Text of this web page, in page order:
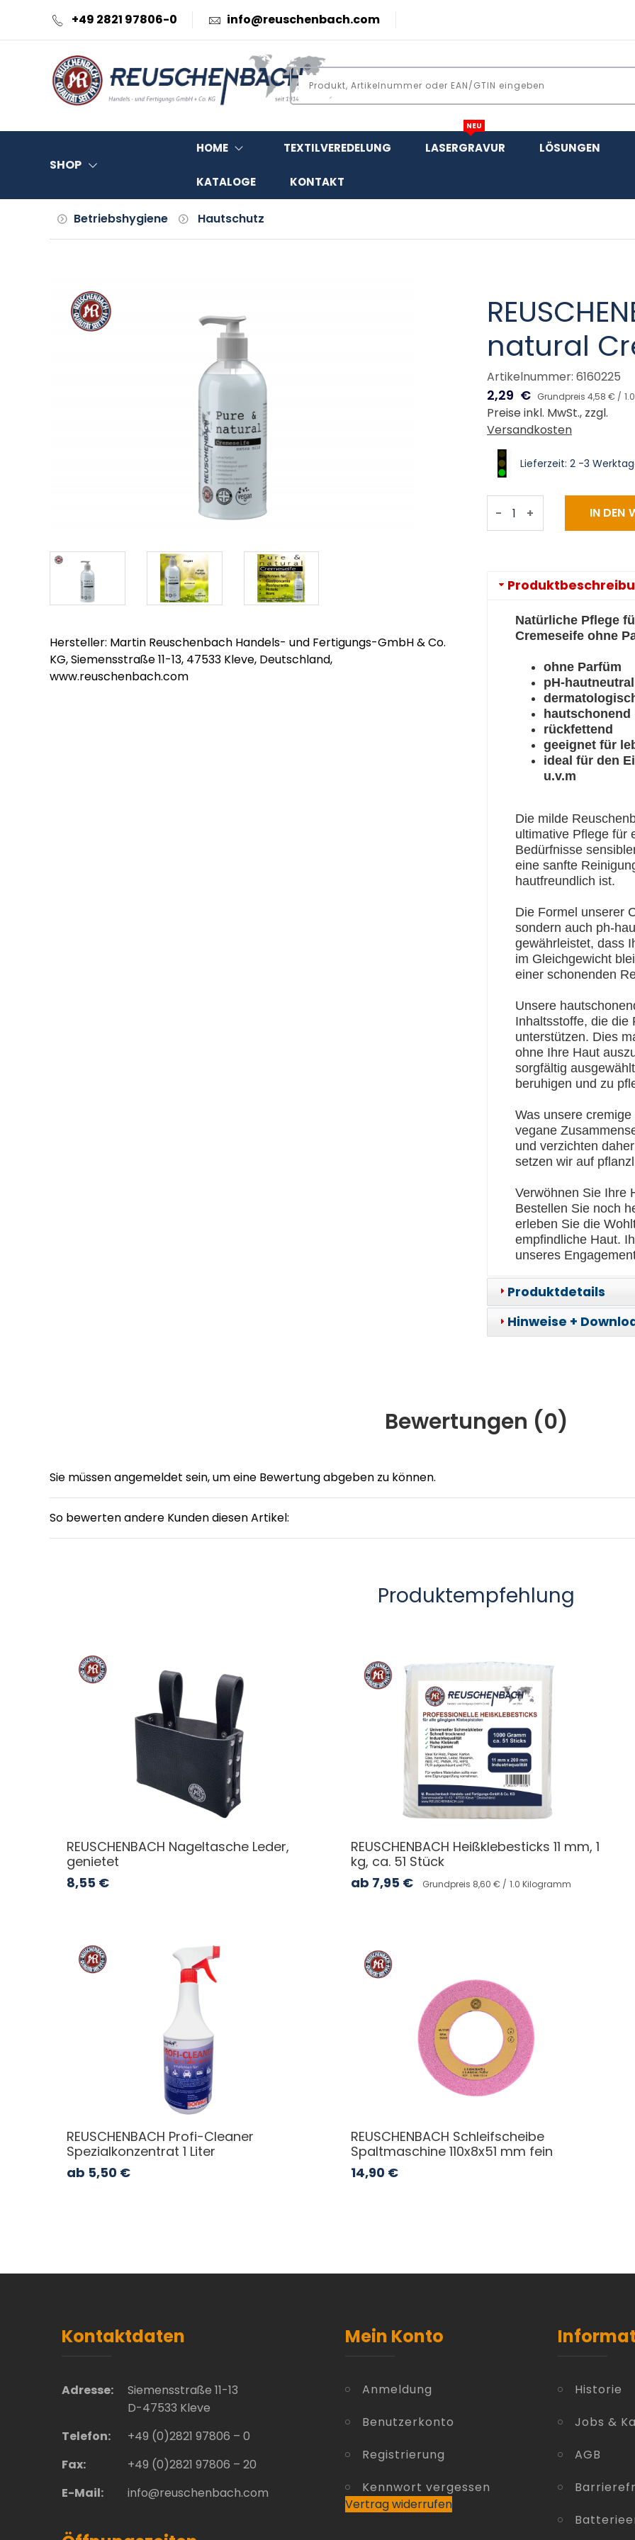
+49 2821 97806-0 info@reuschenbach.com
SHOP
HOME TEXTILVEREDELUNG LASERGRAVUR
NEU
LÖSUNGEN
KATALOGE KONTAKT
Betriebshygiene Hautschutz
Hersteller: Martin Reuschenbach Handels- und Fertigungs-GmbH & Co.
KG, Siemensstraße 11-13, 47533 Kleve, Deutschland,
www.reuschenbach.com
natural
Artikelnummer: 6160225
2,29 € Grundpreis 4,58 € /
Preise inkl. MwSt., zzgl.
Versandkosten
Lieferzeit: 2 -3
- +
Natürliche Pflege
Cremeseife ohne
ohne Parfüm
pH-hautneutral
hautschonend
rückfettend
geeignet für
ideal für den
u.v.m
Die milde
ultimative Pflege für
Bedürfnisse
eine sanfte
hautfreundlich ist.
Die Formel unserer
sondern auch ph-
gewährleistet, dass
im Gleichgewicht
einer schonenden
Unsere
Inhaltsstoffe, die die
unterstützen. Dies
ohne Ihre Haut
sorgfältig
beruhigen und zu
Was unsere
vegane
und verzichten
setzen wir auf
Verwöhnen Sie Ihre
Bestellen Sie noch
erleben Sie die
empfindliche Haut.
unseres
Produktdetails
Hinweise +
Bewertungen (0)
Sie müssen angemeldet sein, um eine Bewertung abgeben zu können.
So bewerten andere Kunden diesen Artikel:
Produktempfehlung
REUSCHENBACH Nageltasche Leder,
genietet
8,55 €
REUSCHENBACH Heißklebesticks 11 mm, 1
kg, ca. 51 Stück
ab 7,95 € Grundpreis 8,60 € / 1.0 Kilogramm
REUSCHENBACH Profi-Cleaner
Spezialkonzentrat 1 Liter
ab 5,50 €
REUSCHENBACH Schleifscheibe
Spaltmaschine 110x8x51 mm fein
14,90 €
Kontaktdaten
Adresse:
Siemensstraße 11-13
D-47533 Kleve
Telefon:
+49 (0)2821 97806 – 0
Fax:
+49 (0)2821 97806 – 20
E-Mail:
info@reuschenbach.com
Mein Konto
Anmeldung
Benutzerkonto
Registrierung
Kennwort vergessen
Vertrag widerrufen
Historie
Jobs &
AGB